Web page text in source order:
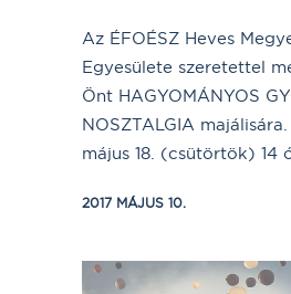
Az ÉFOÉSZ Heves
Egyesülete szeretettel
Önt HAGYOMÁNYOS
NOSZTALGIA
május 18. (csütörtök) 14
2017 MÁJUS 10.